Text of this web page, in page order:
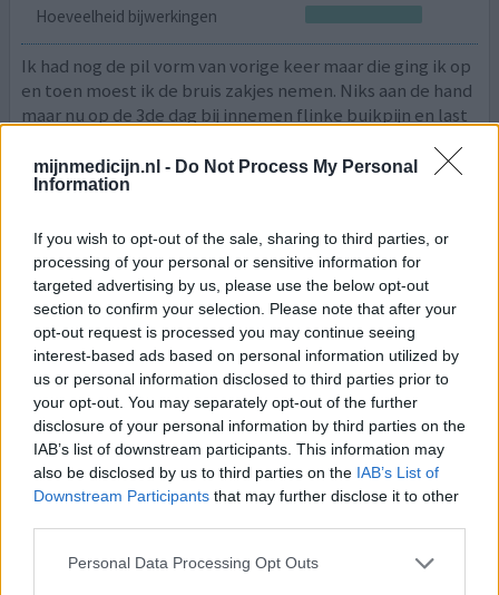
mijnmedicijn.nl - Do Not Process My Personal
Information
If you wish to opt-out of the sale, sharing to third parties, or
processing of your personal or sensitive information for
targeted advertising by us, please use the below opt-out
section to confirm your selection. Please note that after your
opt-out request is processed you may continue seeing
interest-based ads based on personal information utilized by
us or personal information disclosed to third parties prior to
your opt-out. You may separately opt-out of the further
disclosure of your personal information by third parties on the
IAB’s list of downstream participants. This information may
also be disclosed by us to third parties on the IAB’s List of
Downstream Participants that may further disclose it to other
Personal Data Processing Opt Outs
Hoeveelheid bijwerkingen
Ik had nog de pil vorm van vorige keer maar die ging ik op
en toen moest ik de bruis zakjes nemen. Niks aan de hand
maar nu op de 3de dag bij innemen flinke buikpijn en last
spul.
Ibuprofen
04-09-2021 | Vrouw | 27
ibuprofen (600mg)
Keelontsteking
Effectiviteit
Hoeveelheid bijwerkingen
Ik kreeg een keel ontsteking met daarbij hordende,
hoofdpijn en oorpijnen. Hoge koorts en amper te kunnen
500mg geprobeerd. Werkte bij mij niet, en kreeg me